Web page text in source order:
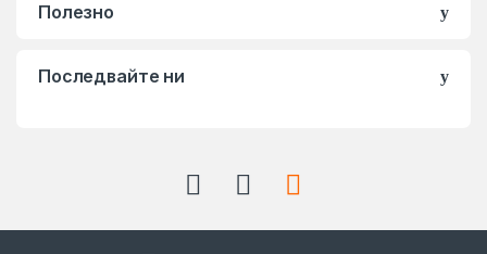
Полезно
Последвайте ни